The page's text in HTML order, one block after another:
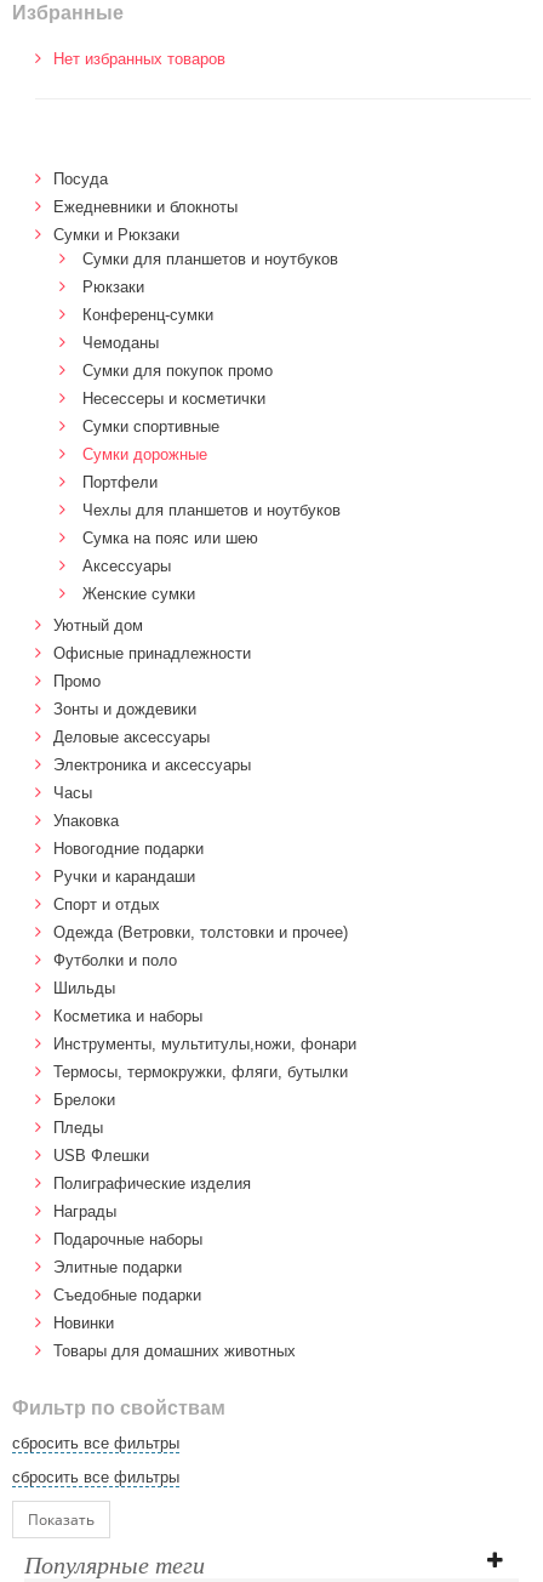
Избранные
Нет избранных товаров
Посуда
Ежедневники и блокноты
Сумки и Рюкзаки
Сумки для планшетов и ноутбуков
Рюкзаки
Конференц-сумки
Чемоданы
Сумки для покупок промо
Несессеры и косметички
Сумки спортивные
Сумки дорожные
Портфели
Чехлы для планшетов и ноутбуков
Сумка на пояс или шею
Аксессуары
Женские сумки
Уютный дом
Офисные принадлежности
Промо
Зонты и дождевики
Деловые аксессуары
Электроника и аксессуары
Часы
Упаковка
Новогодние подарки
Ручки и карандаши
Спорт и отдых
Одежда (Ветровки, толстовки и прочее)
Футболки и поло
Шильды
Косметика и наборы
Инструменты, мультитулы,ножи, фонари
Термосы, термокружки, фляги, бутылки
Брелоки
Пледы
USB Флешки
Полиграфические изделия
Награды
Подарочные наборы
Элитные подарки
Cъедобные подарки
Новинки
Товары для домашних животных
Фильтр по свойствам
сбросить все фильтры
сбросить все фильтры
Показать
Популярные теги